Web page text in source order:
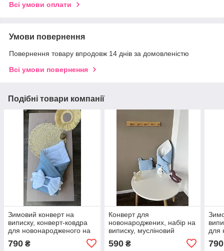
Всі умови оплати
Умови повернення
Повернення товару впродовж 14 днів за домовленістю
Всі умови повернення
Подібні товари компанії
Зимовий конверт на
виписку, конверт-ковдра
для новонародженого на
790 ₴
Конверт для
новонароджених, набір на
виписку, мусліновий
конверт у роддом Angelok-
child
590₴
для
790